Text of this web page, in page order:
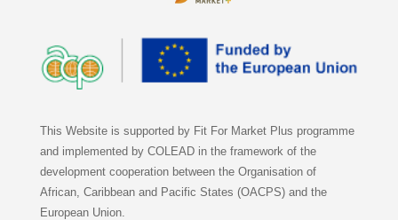
This Website is supported by Fit For Market Plus programme
and implemented by COLEAD in the framework of the
development cooperation between the Organisation of
African, Caribbean and Pacific States (OACPS) and the
European Union.